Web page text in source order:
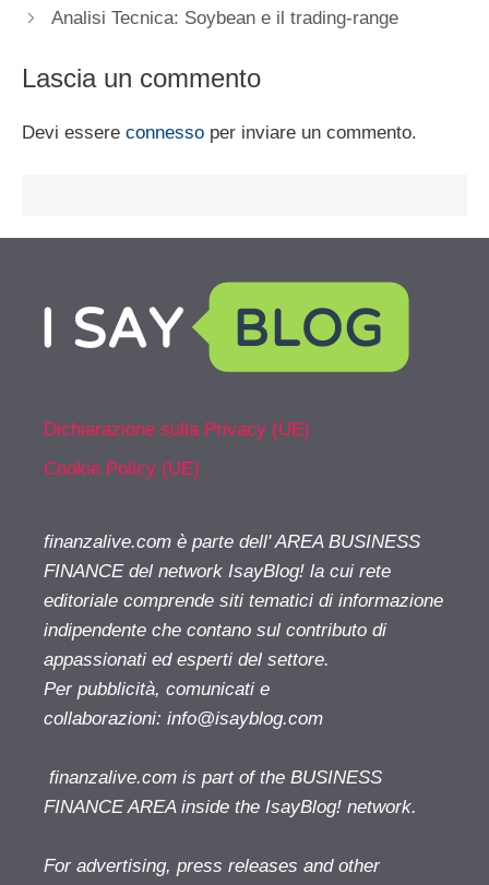
Analisi Tecnica: Soybean e il trading-range
Lascia un commento
Devi essere connesso per inviare un commento.
Dichiarazione sulla Privacy (UE)
Cookie Policy (UE)
finanzalive.com è parte dell' AREA BUSINESS
FINANCE del network IsayBlog! la cui rete
editoriale comprende siti tematici di informazione
indipendente che contano sul contributo di
appassionati ed esperti del settore.
Per pubblicità, comunicati e
collaborazioni: info@isayblog.com
finanzalive.com is part of the BUSINESS
FINANCE AREA inside the IsayBlog! network.
For advertising, press releases and other